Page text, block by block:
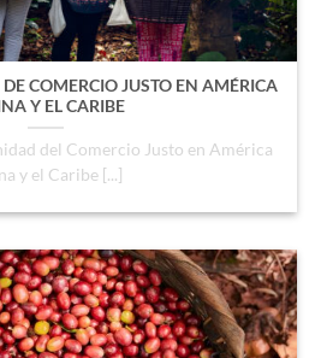
COMERCIO JUSTO EN AMÉRICA
Y EL CARIBE
del Comercio Justo en América
y el Caribe [...]